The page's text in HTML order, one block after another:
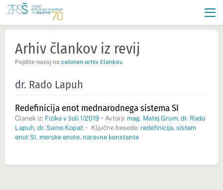
Arhiv člankov iz revij
Pojdite nazaj na celoten arhiv člankov.
dr. Rado Lapuh
Redefinicija enot mednarodnega sistema SI
Članek iz: Fizika v šoli 1/2019 • Avtorji: mag. Matej Grum, dr. Rado
Lapuh, dr. Samo Kopač • Ključne besede: redefinicija, sistem
enot SI, merske enote, naravne konstante